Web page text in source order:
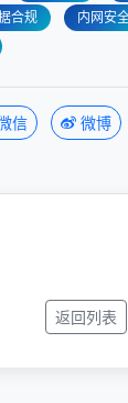
合规 内网安
信 微博
返回列表